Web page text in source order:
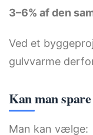
3–6% af den
Ved et
gulvvarme
Kan man
Man kan vælge: